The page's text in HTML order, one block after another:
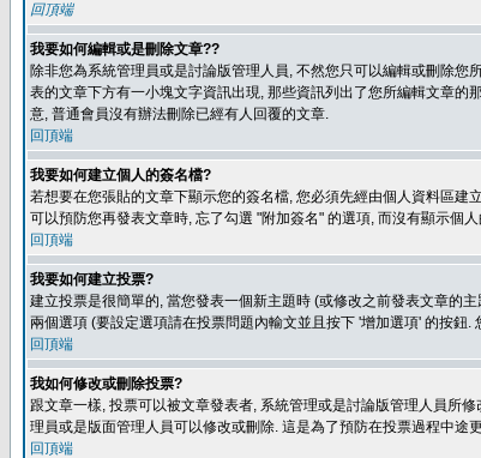
回頂端
我要如何編輯或是刪除文章??
除非您為系統管理員或是討論版管理人員, 不然您只可以編輯或刪除
表的文章下方有一小塊文字資訊出現, 那些資訊列出了您所編輯文章
意, 普通會員沒有辦法刪除已經有人回覆的文章.
回頂端
我要如何建立個人的簽名檔?
若想要在您張貼的文章下顯示您的簽名檔, 您必須先經由個人資料區建
可以預防您再發表文章時, 忘了勾選 "附加簽名" 的選項, 而沒有顯示個
回頂端
我要如何建立投票?
建立投票是很簡單的, 當您發表一個新主題時 (或修改之前發表文章的
兩個選項 (要設定選項請在投票問題內輸文並且按下 '增加選項' 的按鈕
回頂端
我如何修改或刪除投票?
跟文章一樣, 投票可以被文章發表者, 系統管理或是討論版管理人員所
理員或是版面管理人員可以修改或刪除. 這是為了預防在投票過程中途
回頂端